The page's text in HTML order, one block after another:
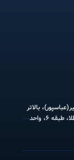
بالاتر
از بیمارستان دی، میدان توانیر، ساختمان طلا، طبقه ۶، واحد